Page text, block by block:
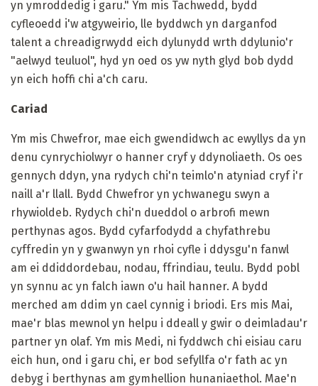
yn ymroddedig i garu." Ym mis Tachwedd, bydd
cyfleoedd i'w atgyweirio, lle byddwch yn darganfod
talent a chreadigrwydd eich dylunydd wrth ddylunio'r
"aelwyd teuluol", hyd yn oed os yw nyth glyd bob dydd
yn eich hoffi chi a'ch caru.
Cariad
Ym mis Chwefror, mae eich gwendidwch ac ewyllys da yn
denu cynrychiolwyr o hanner cryf y ddynoliaeth. Os oes
gennych ddyn, yna rydych chi'n teimlo'n atyniad cryf i'r
naill a'r llall. Bydd Chwefror yn ychwanegu swyn a
rhywioldeb. Rydych chi'n dueddol o arbrofi mewn
perthynas agos. Bydd cyfarfodydd a chyfathrebu
cyffredin yn y gwanwyn yn rhoi cyfle i ddysgu'n fanwl
am ei ddiddordebau, nodau, ffrindiau, teulu. Bydd pobl
yn synnu ac yn falch iawn o'u hail hanner. A bydd
merched am ddim yn cael cynnig i briodi. Ers mis Mai,
mae'r blas mewnol yn helpu i ddeall y gwir o deimladau'r
partner yn olaf. Ym mis Medi, ni fyddwch chi eisiau caru
eich hun, ond i garu chi, er bod sefyllfa o'r fath ac yn
debyg i berthynas am gymhellion hunaniaethol. Mae'n